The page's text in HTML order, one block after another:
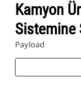
Kamyon
Sistemine
Payload